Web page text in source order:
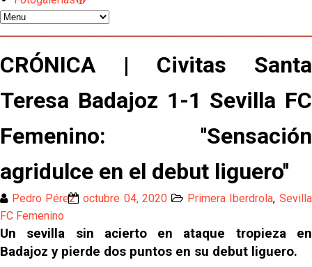
El Sevilla continúa con despidos y rechaza una
oferta de 420 millones por el club
El Sevilla mueve ficha por Robbie Ure: la opción 'A'
para el ataque nervionense
Los contratiempos para García Plaza por la mala
gestión de un inválido Consejo
El Sevilla C se queda en Tercera Federación
Atlético y Getafe agitan el mercado de LaLiga
Luis García Plaza: No sufrir ya es un paso adelante
CRÓNICA | Civitas Santa
Teresa Badajoz 1-1 Sevilla FC
Femenino: ''Sensación
agridulce en el debut liguero''
Pedro Pérez octubre 04, 2020 Primera Iberdrola,Sevilla
FC Femenino
Un sevilla sin acierto en ataque tropieza en
Badajoz y pierde dos puntos en su debut liguero.